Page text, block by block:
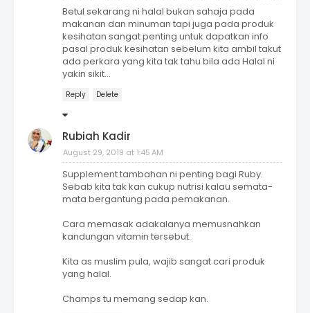
Betul sekarang ni halal bukan sahaja pada
makanan dan minuman tapi juga pada produk
kesihatan sangat penting untuk dapatkan info
pasal produk kesihatan sebelum kita ambil takut
ada perkara yang kita tak tahu bila ada Halal ni
yakin sikit...
Reply Delete
Rubiah Kadir
August 29, 2019 at 1:45 AM
Supplement tambahan ni penting bagi Ruby.
Sebab kita tak kan cukup nutrisi kalau semata-
mata bergantung pada pemakanan.
Cara memasak adakalanya memusnahkan
kandungan vitamin tersebut.
Kita as muslim pula, wajib sangat cari produk
yang halal.
Champs tu memang sedap kan.